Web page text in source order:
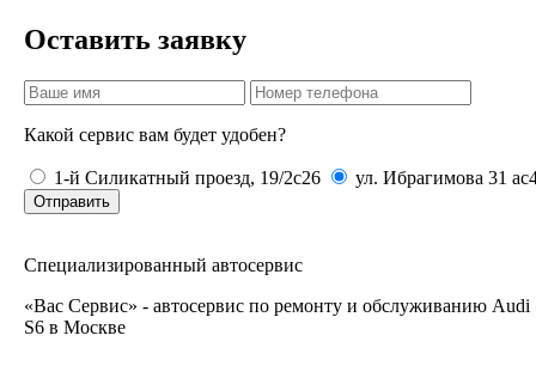
Оставить заявку
Какой сервис вам будет удобен?
1-й Силикатный проезд, 19/2с26 ул. Ибрагимова 31
Отправить
Специализированный автосервис
«Вас Сервис» - автосервис по ремонту и обслуживанию Audi
S6 в Москве